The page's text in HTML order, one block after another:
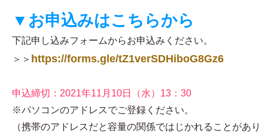
▼お申込みはこちらから
下記申し込みフォームからお申込みください。
＞＞ https://forms.gle/tZ1verSDHiboG8Gz6
申込締切：2021年11月10日（水）13：30
※パソコンのアドレスでご登録ください。
（携帯のアドレスだと容量の関係ではじかれることがあり